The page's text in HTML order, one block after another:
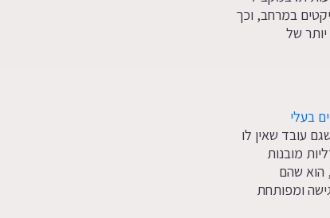
במרחב, וכך
של
בעלי
עובד שאין לו
מובנות
הוא שהם
ומפותחת